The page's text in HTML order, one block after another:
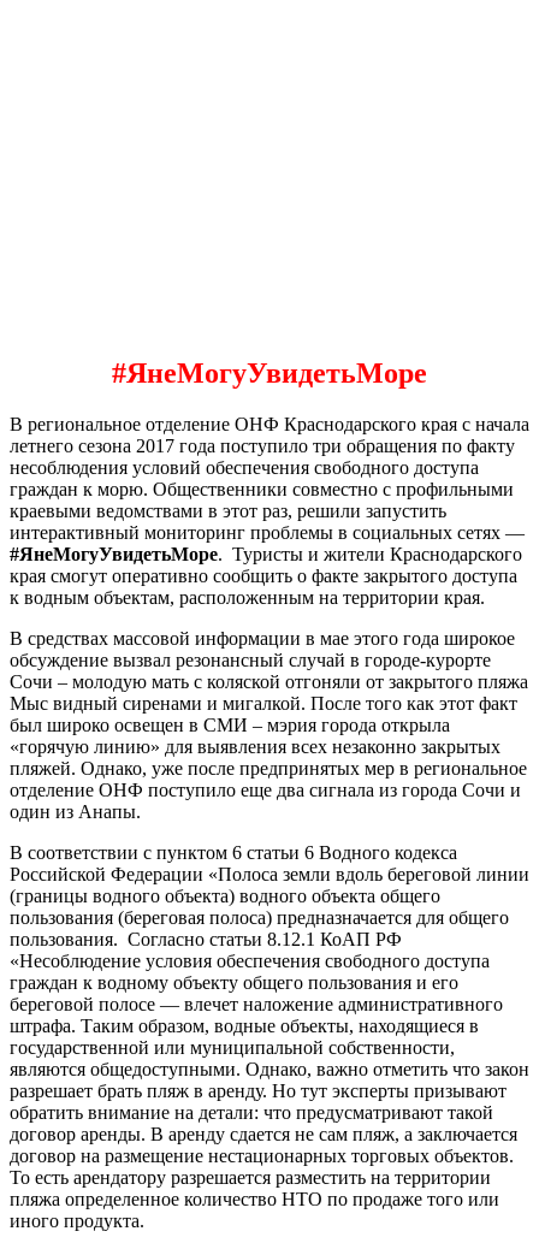
#ЯнеМогуУвидетьМоре
В региональное отделение ОНФ Краснодарского края с начала
летнего сезона 2017 года поступило три обращения по факту
несоблюдения условий обеспечения свободного доступа
граждан к морю. Общественники совместно с профильными
краевыми ведомствами в этот раз, решили запустить
интерактивный мониторинг проблемы в социальных сетях —
#ЯнеМогуУвидетьМоре. Туристы и жители Краснодарского
края смогут оперативно сообщить о факте закрытого доступа
к водным объектам, расположенным на территории края.
В средствах массовой информации в мае этого года широкое
обсуждение вызвал резонансный случай в городе-курорте
Сочи – молодую мать с коляской отгоняли от закрытого пляжа
Мыс видный сиренами и мигалкой. После того как этот факт
был широко освещен в СМИ – мэрия города открыла
«горячую линию» для выявления всех незаконно закрытых
пляжей. Однако, уже после предпринятых мер в региональное
отделение ОНФ поступило еще два сигнала из города Сочи и
один из Анапы.
В соответствии с пунктом 6 статьи 6 Водного кодекса
Российской Федерации «Полоса земли вдоль береговой линии
(границы водного объекта) водного объекта общего
пользования (береговая полоса) предназначается для общего
пользования. Согласно статьи 8.12.1 КоАП РФ
«Несоблюдение условия обеспечения свободного доступа
граждан к водному объекту общего пользования и его
береговой полосе — влечет наложение административного
штрафа. Таким образом, водные объекты, находящиеся в
государственной или муниципальной собственности,
являются общедоступными. Однако, важно отметить что закон
разрешает брать пляж в аренду. Но тут эксперты призывают
обратить внимание на детали: что предусматривают такой
договор аренды. В аренду сдается не сам пляж, а заключается
договор на размещение нестационарных торговых объектов.
То есть арендатору разрешается разместить на территории
пляжа определенное количество НТО по продаже того или
иного продукта.